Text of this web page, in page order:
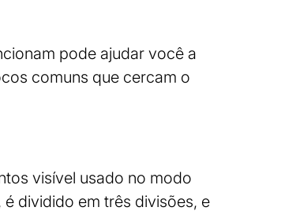
pode ajudar você a
comuns que cercam o
visível usado no modo
dividido em três divisões, e